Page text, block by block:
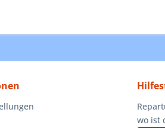
wo ist